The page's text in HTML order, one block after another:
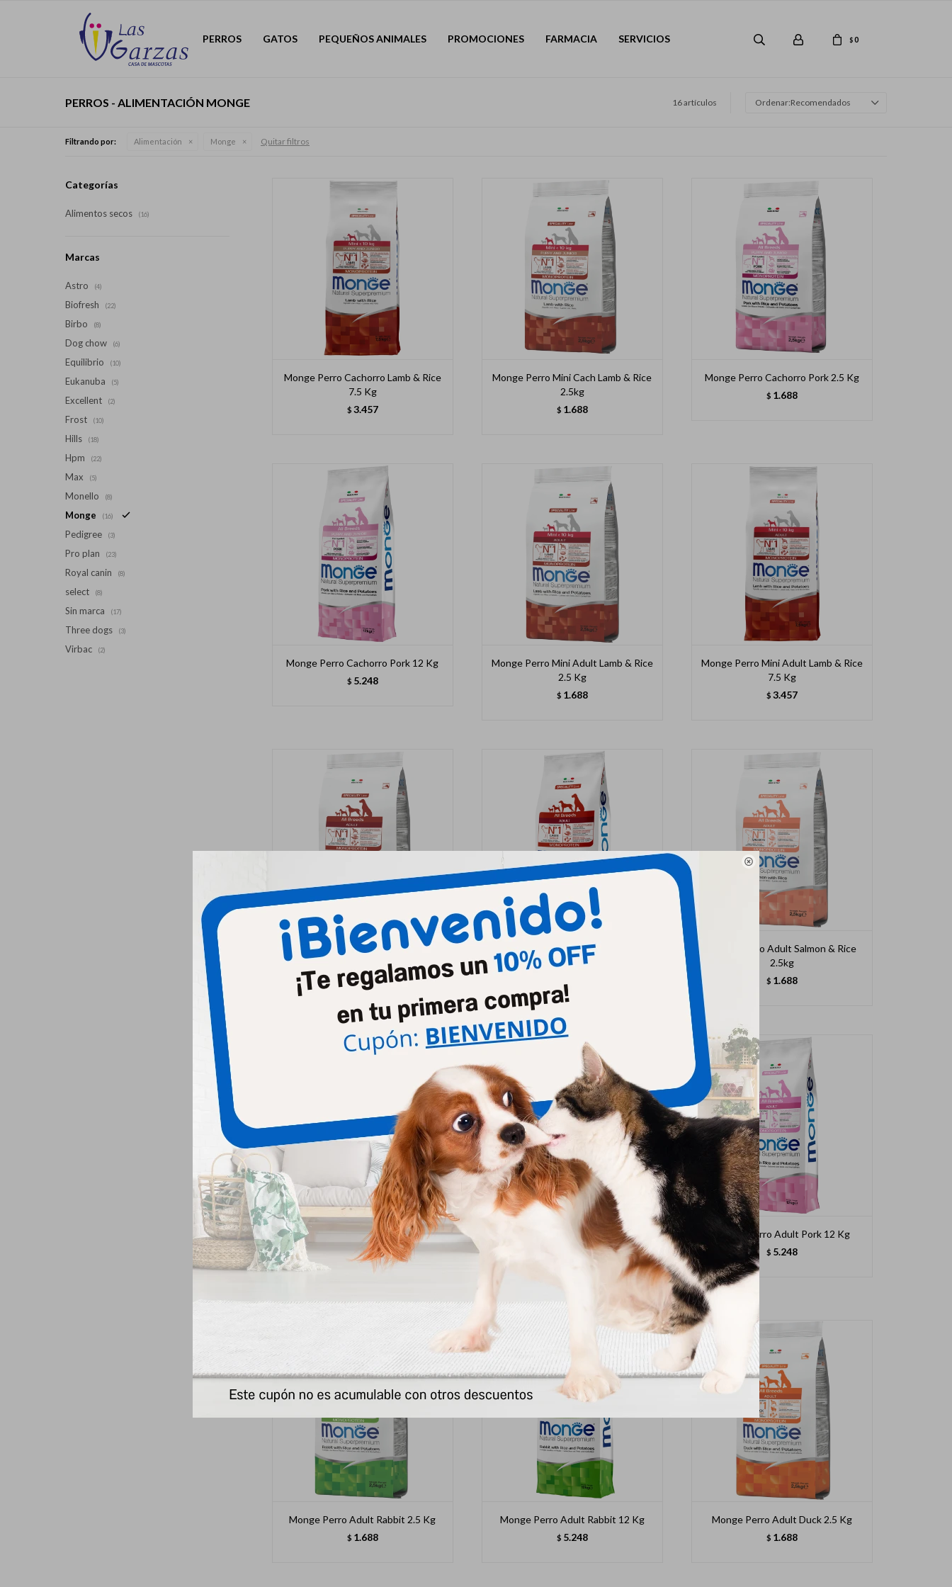

PERROS GATOS PEQUEÑOS ANIMALES PROMOCIONES FARMACIA SERVICIOS $0
PERROS - ALIMENTACIÓN MONGE 16 artículos Recomendados
Filtrando por: Alimentación Monge Quitar filtros
Monge Perro Cachorro Lamb & Rice
7.5 Kg
$ 3.457
Monge Perro Mini Cach Lamb & Rice
2.5kg
$ 1.688
Monge Perro Cachorro Pork 2.5 Kg
$ 1.688
Monge Perro Cachorro Pork 12 Kg
$ 5.248
Monge Perro Mini Adult Lamb & Rice
2.5 Kg
$ 1.688
Monge Perro Mini Adult Lamb & Rice
7.5 Kg
$ 3.457
Monge Perro Adult Lamb & Rice 2.5
$1.689
Monge Perro Adult Lamb & Rice 12
Kg
Monge Perro Adult Salmon & Rice
2.5kg
$ 1.688
Monge Perro Adult Salmon & Rice 12
Kg
5.248
Monge Perro Adult Pork 2.5 Kg
1.688
Monge Perro Adult Pork 12 Kg
$ 5.248
Monge Perro Adult Rabbit 2.5 Kg
$ 1.688
Monge Perro Adult Rabbit 12 Kg
$ 5.248
Monge Perro Adult Duck 2.5 Kg
$ 1.688
Categorías
Alimentos secos (16)
Marcas
Astro (4)
Biofresh (22)
Birbo (8)
Dog chow (6)
Equilibrio (10)
Eukanuba (5)
Excellent (2)
Frost (10)
Hills (18)
Hpm (22)
Max (5)
Monello (8)
Monge (16)
Pedigree (3)
Pro plan (23)
Royal canin (8)
select (8)
Sin marca (17)
Three dogs (3)
Virbac (2)